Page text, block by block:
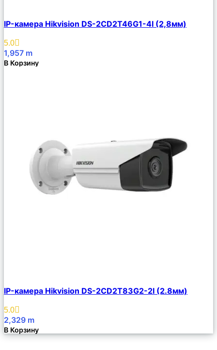
Описание
Избранное
IP-камера Hikvision DS-2CD2T46G1-4I (2,8мм)
5.0
1,957 m
В Корзину
Описание
Избранное
IP-камера Hikvision DS-2CD2T83G2-2I (2.8мм)
5.0
2,329 m
В Корзину